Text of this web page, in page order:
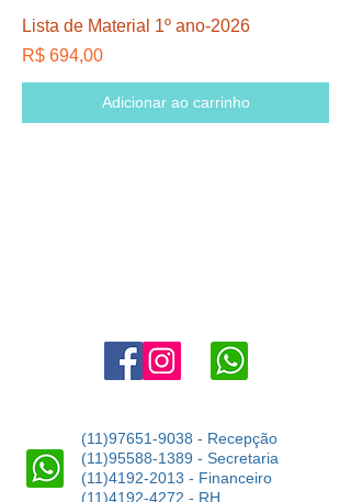
Lista de Material 1º ano-2026
Preço
R$ 694,00
Adicionar ao carrinho
(11)97651-9038 - Recepção
(11)95588-1389 - Secretaria
(11)4192-2013 - Financeiro
(11)4192-4272 - RH